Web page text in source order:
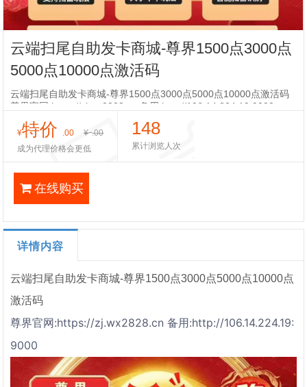
云端扫尾自助发卡商城-尊界1500点3000点
5000点10000点激活码
云端扫尾自助发卡商城-尊界1500点3000点5000点10000点激活码
尊界官网:https://zj.wx2828.cn 备用:http://106.14.224.19:9000
¥特价 .00 ¥ .00
成为代理价格会更低
148
累计浏览人次
在线购买
详情内容
云端扫尾自助发卡商城-尊界1500点3000点5000点10000点
激活码
尊界官网:https://zj.wx2828.cn 备用:http://106.14.224.19:
9000